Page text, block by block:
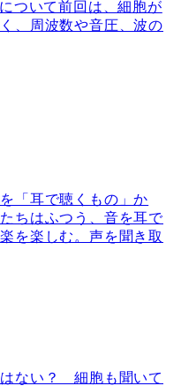
ついて前回は、細胞が
、周波数や音圧、波の
「耳で聴くもの」か
ちはふつう、音を耳で
を楽しむ。声を聞き取
ない？ 細胞も聞いて